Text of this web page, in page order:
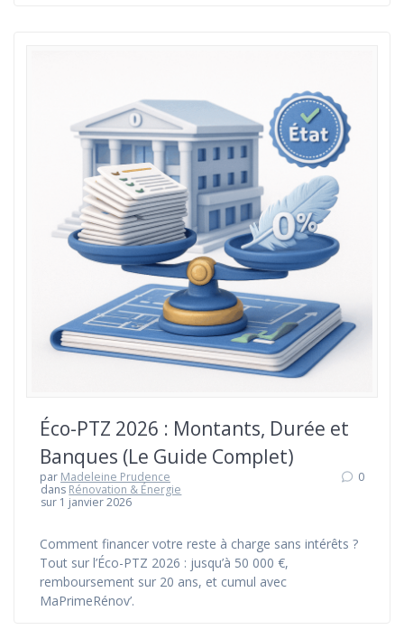
Éco-PTZ 2026 : Montants, Durée et
Banques (Le Guide Complet)
par Madeleine Prudence
dans Rénovation & Énergie
sur 1 janvier 2026
0
Comment financer votre reste à charge sans intérêts ?
Tout sur l’Éco-PTZ 2026 : jusqu’à 50 000 €,
remboursement sur 20 ans, et cumul avec
MaPrimeRénov’.